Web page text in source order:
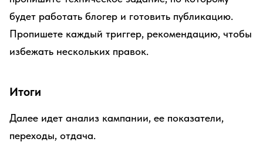
будет работать блогер и готовить публикацию.
Пропишете каждый триггер, рекомендацию, чтобы
избежать нескольких правок.
Итоги
Далее идет анализ кампании, ее показатели,
переходы, отдача.